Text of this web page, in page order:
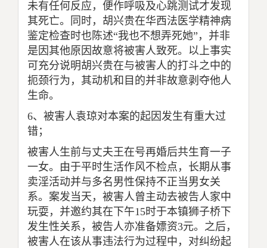
未有任何反应，便作呼吸及心跳测试才发现
其死亡。同时，胡兴贵在华西法医学精神病
鉴定检查时也陈述“我也不想弄死她”，并非
是因其他原因故意将被害人致死。以上事实
可充分说明胡兴贵在与被害人的打斗之中的
扼颈行为，其动机和目的并非故意剥夺他人
生命。
6、被害人袁琼对本案的起因发生有重大过
错；
被害人生前与丈夫王在号再婚后共生育一子
一女。由于平时生活作风不检点，长期从事
卖淫活动并与多名男性保持不正当男女关
系。案发当天，被害人曾主动去被告人家中
玩耍，并邀约其在下午15时于本镇狮子桥下
发生性关系，被告人亦准备嫖资3元。之后，
被害人在该从事违法行为过程中，对纠纷起